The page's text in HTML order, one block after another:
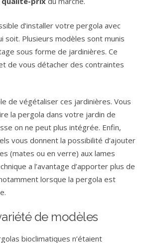
d’installer votre pergola avec
soit. Plusieurs modèles sont munis
sous forme de jardinières. Ce
de vous détacher des contraintes
de végétaliser ces jardinières. Vous
la pergola dans votre jardin de
on ne peut plus intégrée. Enfin,
vous donnent la possibilité d’ajouter
(mates ou en verre) aux lames
a l’avantage d’apporter plus de
lorsque la pergola est
de modèles
bioclimatiques n’étaient